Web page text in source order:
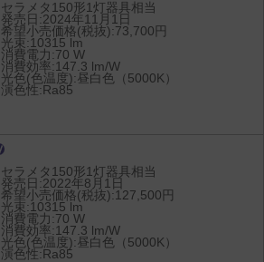
セラメタ150形1灯器具相当
発売日:2024年11月1日
希望小売価格(税抜):73,700円
光束:10315 lm
消費電力:70 W
消費効率:147.3 lm/W
光色(色温度):昼白色（5000K）
演色性:Ra85
セラメタ150形1灯器具相当
発売日:2022年8月1日
希望小売価格(税抜):127,500円
光束:10315 lm
消費電力:70 W
消費効率:147.3 lm/W
光色(色温度):昼白色（5000K）
演色性:Ra85